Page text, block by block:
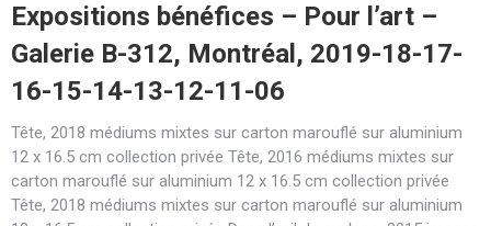
Expositions bénéfices – Pour l’art –
Galerie B-312, Montréal, 2019-18-17-
16-15-14-13-12-11-06
Tête, 2018 médiums mixtes sur carton marouflé sur aluminium
12 x 16.5 cm collection privée Tête, 2016 médiums mixtes sur
carton marouflé sur aluminium 12 x 16.5 cm collection privée
Tête, 2018 médiums mixtes sur carton marouflé sur aluminium